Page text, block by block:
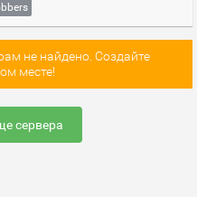
не найдено. Создайте
месте!
сервера